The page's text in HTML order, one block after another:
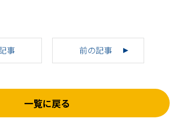
事 前の記事
一覧に戻る